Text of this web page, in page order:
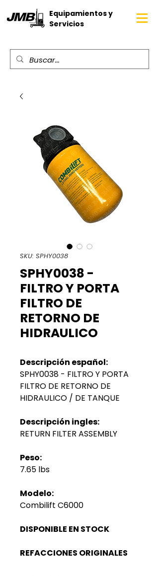
Equipamientos y
Servicios
SKU: SPHY0038
SPHY0038 -
FILTRO Y PORTA
FILTRO DE
RETORNO DE
HIDRAULICO
Descripción español:
SPHY0038 - FILTRO Y PORTA
FILTRO DE RETORNO DE
HIDRAULICO / DE TANQUE
Descripción ingles:
RETURN FILTER ASSEMBLY
Peso:
7.65 lbs
Modelo:
Combilift C6000
DISPONIBLE EN STOCK
REFACCIONES ORIGINALES